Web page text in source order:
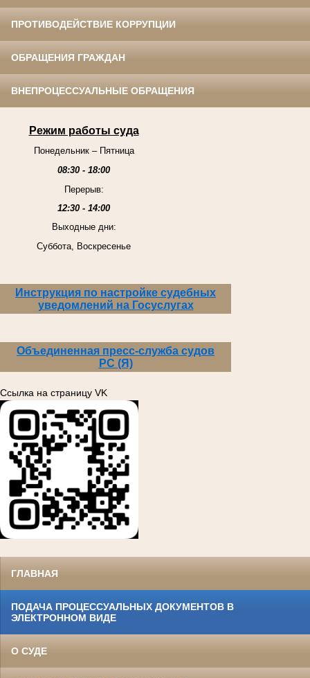
ПРОТИВОДЕЙСТВИЕ КОРРУПЦИИ
ОБРАЩЕНИЯ ГРАЖДАН
ВНЕПРОЦЕССУАЛЬНЫЕ ОБРАЩЕНИЯ
Режим работы суда
Понедельник – Пятница
08:30 - 18:00
Перерыв:
12:30 - 14:00
Выходные дни:
Суббота, Воскресенье
Инструкция по настройке судебных
уведомлений на Госуслугах
Объединенная пресс-служба судов
РС (Я)
Ссылка на страницу VK
ГЛАВНАЯ
ПОДАЧА ПРОЦЕССУАЛЬНЫХ ДОКУМЕНТОВ В
ЭЛЕКТРОННОМ ВИДЕ
О СУДЕ